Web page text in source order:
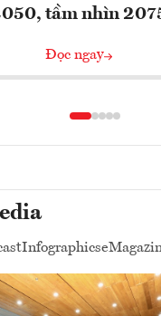
tầm nhìn
Đọc ngay
Infographics